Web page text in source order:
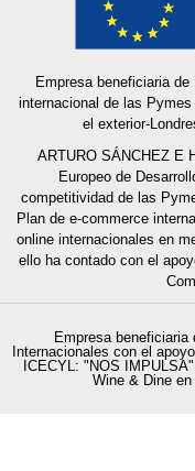
Empresa beneficiaria
internacional de las
el exterior-
ARTURO SÁNCHEZ E
Europeo de
competitividad de las
Plan de e-commerce
online internacionales en
ello ha contado con el
Empresa
Internacionales con el
ICECYL: "NOS
Wine & Dine